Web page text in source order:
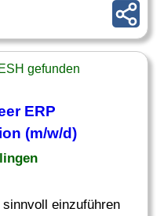
gefunden
ERP
(m/w/d)
einzuführen